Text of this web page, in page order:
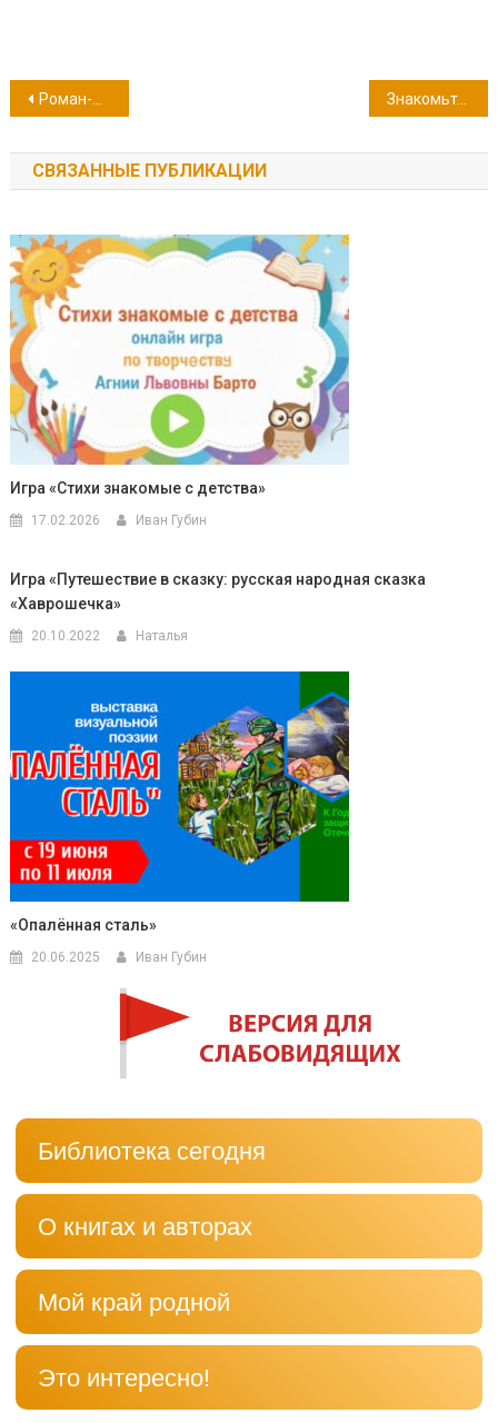
Навигация
по
записям
Роман-юбиляр: «Мертвые души» Н.В. Гоголя. Знакомьтесь — суперсыщик Нэнси Клэнси
СВЯЗАННЫЕ ПУБЛИКАЦИИ
Игра «Стихи знакомые с детства»
17.02.2026 Иван Губин
Игра «Путешествие в сказку: русская народная сказка
«Хаврошечка»
20.10.2022 Наталья
«Опалённая сталь»
20.06.2025 Иван Губин
Библиотека сегодня
О книгах и авторах
Мой край родной
Это интересно!